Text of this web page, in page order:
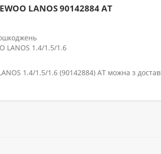
LANOS 90142884 АТ
LANOS 1.4/1.5/1.6
1.4/1.5/1.6 (90142884) АТ можна з